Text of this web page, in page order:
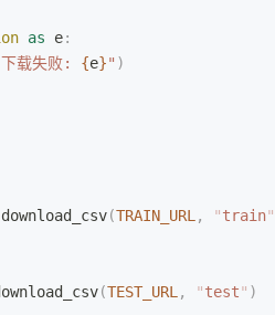
as e:
载失败: {e}" )
download_csv(TRAIN_URL , "train"
(TEST_URL , "test" )